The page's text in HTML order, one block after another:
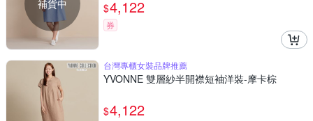
補貨中 $4,122
券
台灣專櫃女裝品牌推薦
YVONNE 雙層紗半開襟短袖洋裝-摩卡棕
$4,122